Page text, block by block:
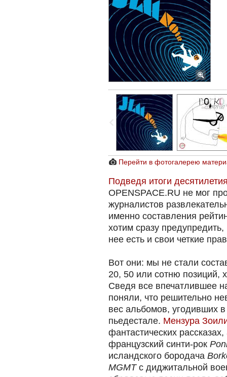
Перейти в фотогалерею
Подведя итоги
OPENSPACE.RU не мог
журналистов
именно составления
хотим сразу
нее есть и свои четкие
Вот они: мы не стали
20, 50 или сотню позиций,
Сведя все впечатлившее
поняли, что решительно
вес альбомов, угодивших
пьедестале. Мензура
фантастических
французский синти-рок
исландского бородача
MGMTс диджитальной